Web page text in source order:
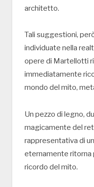
architetto.
Tali suggestioni,
individuate nella
opere di Martellotti
immediatamente
mondo del mito,
Un pezzo di legno,
magicamente del
rappresentativa di
eternamente ritorna
ricordo del mito.